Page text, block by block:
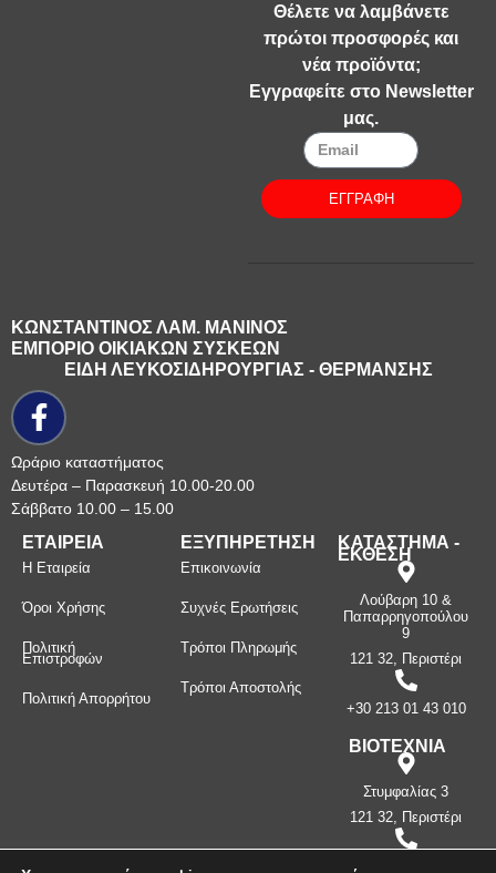
Θέλετε να λαμβάνετε
πρώτοι προσφορές και
νέα προϊόντα;
Εγγραφείτε στο Newsletter
μας.
ΕΓΓΡΑΦΗ
ΚΩΝΣΤΑΝΤΙΝΟΣ ΛΑΜ. ΜΑΝΙΝΟΣ
ΕΜΠΟΡΙΟ ΟΙΚΙΑΚΩΝ ΣΥΣΚΕΩΝ
ΕΙΔΗ ΛΕΥΚΟΣΙΔΗΡΟΥΡΓΙΑΣ - ΘΕΡΜΑΝΣΗΣ
Ωράριο καταστήματος
Δευτέρα – Παρασκευή 10.00-20.00
Σάββατο 10.00 – 15.00
ΕΤΑΙΡΕΙΑ
Η Εταιρεία
Όροι Χρήσης
Πολιτική
Επιστροφών
Πολιτική Απορρήτου
ΕΞΥΠΗΡΕΤΗΣΗ
Επικοινωνία
Συχνές Ερωτήσεις
Τρόποι Πληρωμής
Τρόποι Αποστολής
ΚΑΤΑΣΤΗΜΑ -
ΕΚΘΕΣΗ
Λούβαρη 10 &
Παπαρρηγοπούλου
9
121 32, Περιστέρι
+30 213 01 43 010
ΒΙΟΤΕΧΝΙΑ
Στυμφαλίας 3
121 32, Περιστέρι